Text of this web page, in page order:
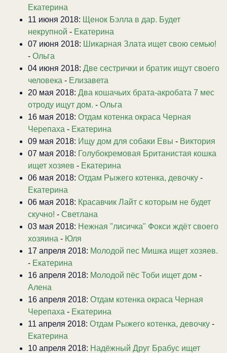
Екатерина
11 июня 2018: Щенок Бэлла в дар. Будет
некрупной - Екатерина
07 июня 2018: Шикарная Злата ищет свою семью!
- Ольга
04 июня 2018: Две сестрички и братик ищут своего
человека - Елизавета
20 мая 2018: Два кошачьих брата-акробата 7 мес
отроду ищут дом. - Ольга
16 мая 2018: Отдам котенка окраса Черная
Черепаха - Екатерина
09 мая 2018: Ищу дом для собаки Евы - Виктория
07 мая 2018: Голубокремовая Британистая кошка
ищет хозяев - Екатерина
06 мая 2018: Отдам Рыжего котенка, девочку -
Екатерина
06 мая 2018: Красавчик Лайт с которым не будет
скучно! - Светлана
03 мая 2018: Нежная "лисичка" Фокси ждёт своего
хозяина - Юля
17 апреля 2018: Молодой пес Мишка ищет хозяев.
- Екатерина
16 апреля 2018: Молодой пёс Тоби ищет дом -
Алена
16 апреля 2018: Отдам котенка окраса Черная
Черепаха - Екатерина
11 апреля 2018: Отдам Рыжего котенка, девочку -
Екатерина
10 апреля 2018: Надёжный Друг Брабус ищет